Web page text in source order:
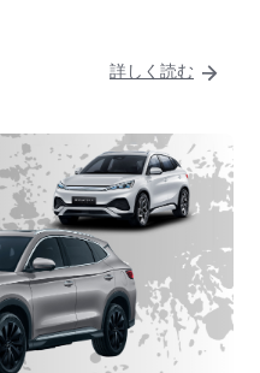
詳しく読む